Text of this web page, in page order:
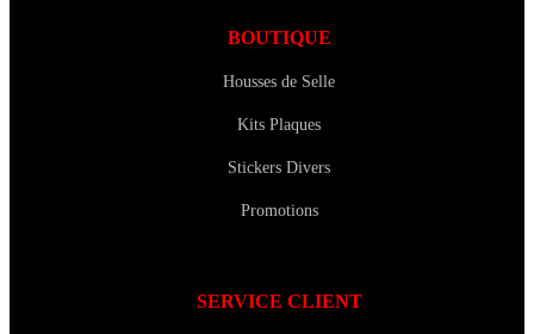
BOUTIQUE
Housses de Selle
Kits Plaques
Stickers Divers
Promotions
SERVICE CLIENT